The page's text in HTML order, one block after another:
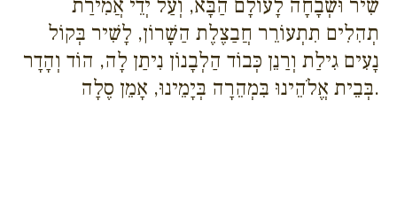
שִׁיר וּשְׁבָחָה לָעוֹלָם הַבָּא, וְעַל יְדֵי אֲמִירַת
תְהִלִים תִתְעוֹרֵר חֲבַצֶלֶת הַשָׁרוֹן, לָשִׁיר בְּקוֹל
נָעִים גִילַת וְרַנֵן כְּבוֹד הַלְבָנוֹן נִיתַן לָה, הוֹד וְהָדָר
בְּבֵית אֱלֹהֵינוּ בִּמְהֵרָה בְּיָמֵינוּ, אָמֵן סֶלָה.